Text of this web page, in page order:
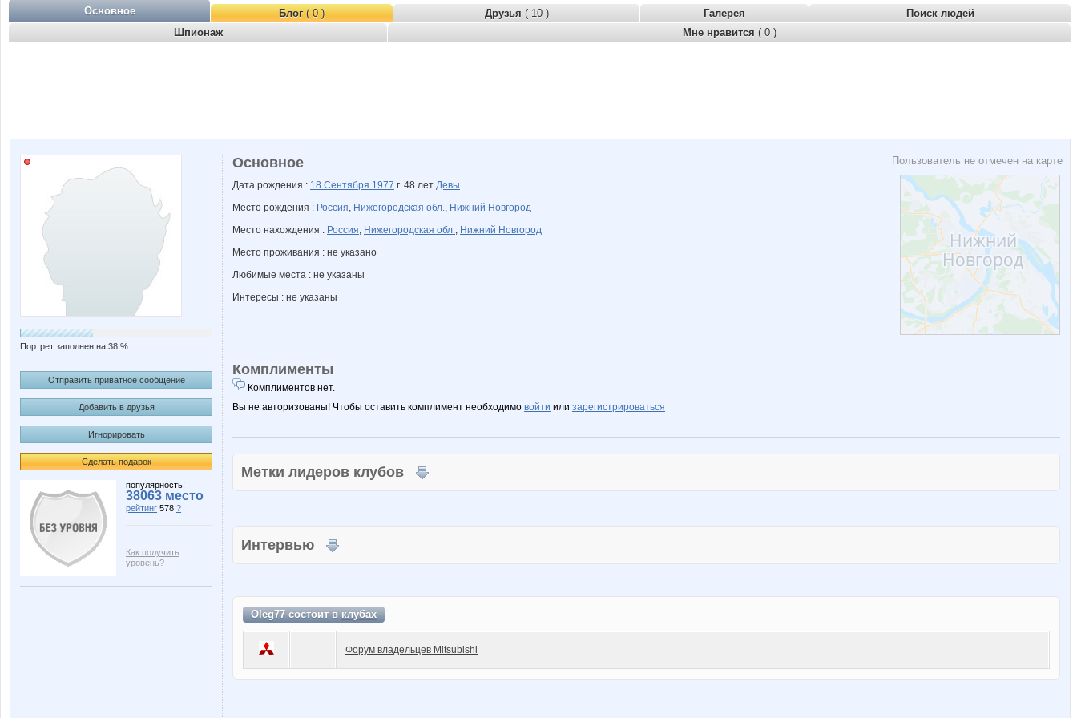
Основное Блог( 0 ) Друзья ( 10 ) Галерея
Поиск людей
Шпионаж
Мне нравится ( 0 )
Портрет заполнен на 38 %
Отправить приватное сообщение
Добавить в друзья
Игнорировать
Сделать подарок
популярность:
38063 место
рейтинг 578 ?
Как получить
уровень?
Пользователь не отмечен на карте
Основное
Дата рождения : 18 Сентября 1977 г. 48 лет Девы
Место рождения : Россия, Нижегородская обл., Нижний Новгород
Место нахождения : Россия, Нижегородская обл., Нижний Новгород
Место проживания : не указано
Любимые места : не указаны
Интересы : не указаны
Комплименты
Комплиментов нет.
Вы не авторизованы! Чтобы оставить комплимент необходимо войти или зарегистрироваться
Метки лидеров клубов
Интервью
Oleg77 состоит вклубах
Форум владельцев Mitsubishi